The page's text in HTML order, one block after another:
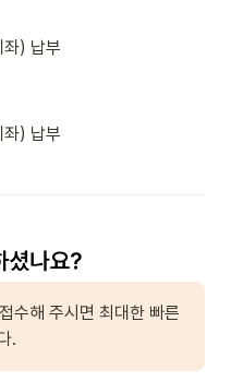
) 납부
) 납부
수해 주시면 최대한 빠른
.